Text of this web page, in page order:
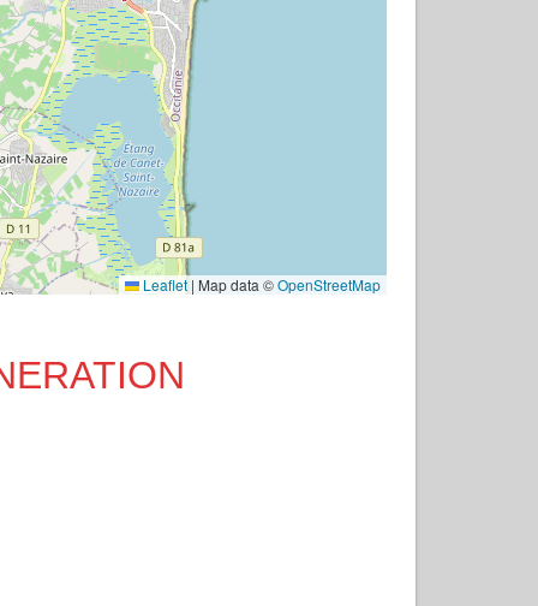
Leaflet | Map data ©OpenStreetMap